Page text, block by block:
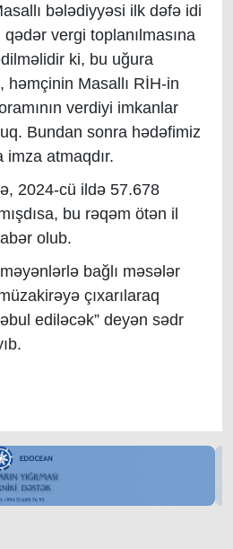
bələdiyyəsi ilk dəfə idi
vergi toplanılmasına
ki, bu uğura
həmçinin Masallı RİH-in
verdiyi imkanlar
Bundan sonra hədəfimiz
atmaqdır.
2024-cü ildə 57.678
bu rəqəm ötən il
olub.
bağlı məsələr
çıxarılaraq
ediləcək” deyən sədr